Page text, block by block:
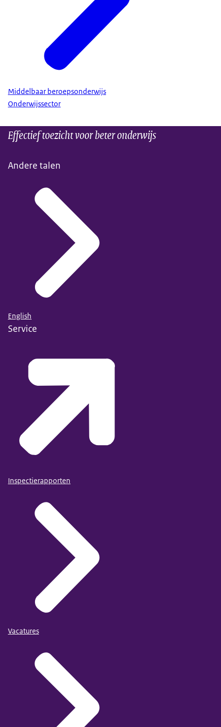
Middelbaar beroepsonderwijs
Onderwijssector
Effectief toezicht voor beter onderwijs
Andere talen
English
Service
Inspectierapporten
Vacatures